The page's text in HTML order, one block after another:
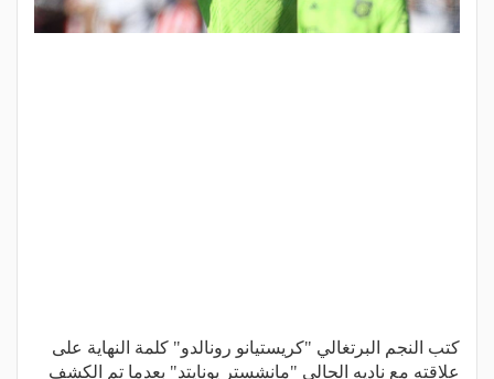
كتب النجم البرتغالي "كريستيانو رونالدو" كلمة النهاية على
علاقته مع ناديه الحالي "مانشستر يونايتد" بعدما تم الكشف